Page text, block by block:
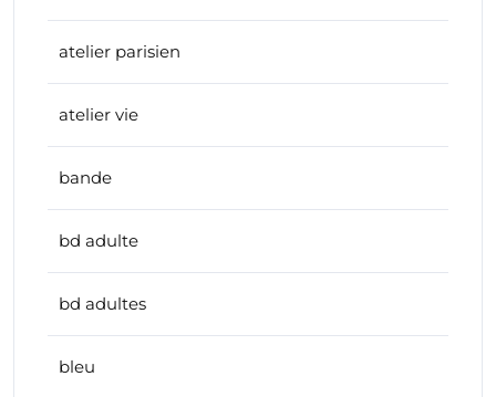
atelier parisien
atelier vie
bande
bd adulte
bd adultes
bleu